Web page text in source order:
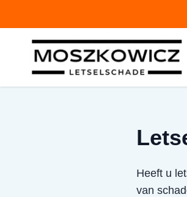
Heeft u
van